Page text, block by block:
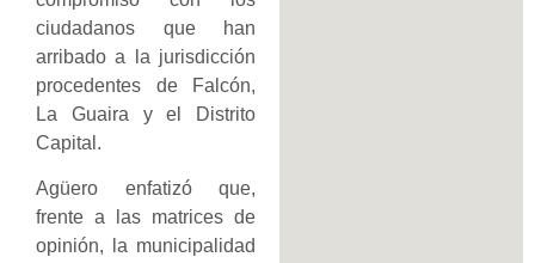
ciudadanos que han
arribado a la jurisdicción
procedentes de Falcón,
La Guaira y el Distrito
Capital.
Agüero enfatizó que,
frente a las matrices de
opinión, la municipalidad